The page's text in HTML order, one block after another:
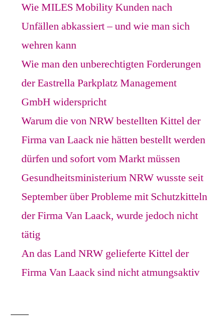
Wie MILES Mobility Kunden nach
Unfällen abkassiert – und wie man sich
wehren kann
Wie man den unberechtigten Forderungen
der Eastrella Parkplatz Management
GmbH widerspricht
Warum die von NRW bestellten Kittel der
Firma van Laack nie hätten bestellt werden
dürfen und sofort vom Markt müssen
Gesundheitsministerium NRW wusste seit
September über Probleme mit Schutzkitteln
der Firma Van Laack, wurde jedoch nicht
tätig
An das Land NRW gelieferte Kittel der
Firma Van Laack sind nicht atmungsaktiv